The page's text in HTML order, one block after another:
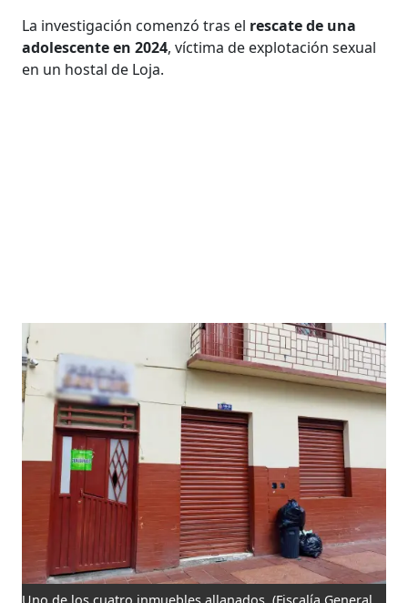
La investigación comenzó tras el rescate de una
adolescente en 2024, víctima de explotación sexual
en un hostal de Loja.